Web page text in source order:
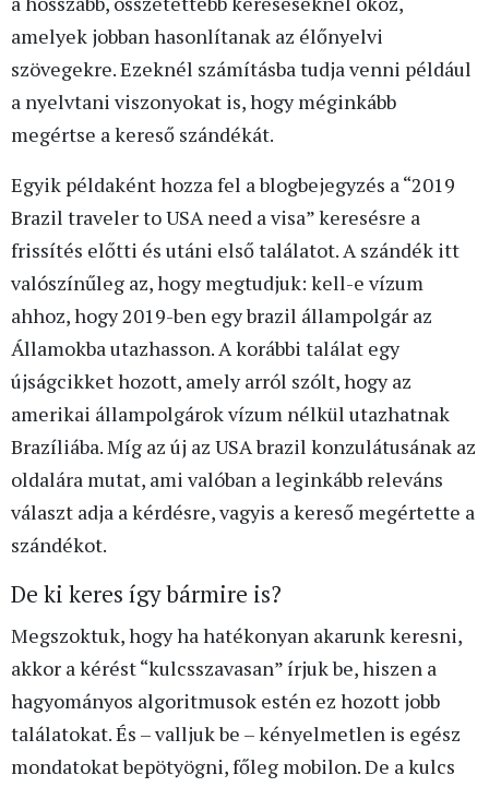
amelyek jobban hasonlítanak az élőnyelvi
szövegekre. Ezeknél számításba tudja venni például
a nyelvtani viszonyokat is, hogy méginkább
megértse a kereső szándékát.
Egyik példaként hozza fel a blogbejegyzés a “2019
Brazil traveler to USA need a visa” keresésre a
frissítés előtti és utáni első találatot. A szándék itt
valószínűleg az, hogy megtudjuk: kell-e vízum
ahhoz, hogy 2019-ben egy brazil állampolgár az
Államokba utazhasson. A korábbi találat egy
újságcikket hozott, amely arról szólt, hogy az
amerikai állampolgárok vízum nélkül utazhatnak
Brazíliába. Míg az új az USA brazil konzulátusának az
oldalára mutat, ami valóban a leginkább releváns
választ adja a kérdésre, vagyis a kereső megértette a
szándékot.
De ki keres így bármire is?
Megszoktuk, hogy ha hatékonyan akarunk keresni,
akkor a kérést “kulcsszavasan” írjuk be, hiszen a
hagyományos algoritmusok estén ez hozott jobb
találatokat. És – valljuk be – kényelmetlen is egész
mondatokat bepötyögni, főleg mobilon. De a kulcs